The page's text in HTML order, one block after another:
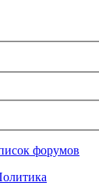
форумов